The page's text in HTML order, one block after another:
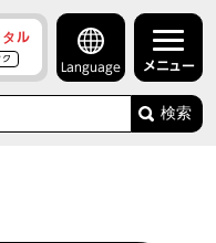
ル
Language メニュー
検索